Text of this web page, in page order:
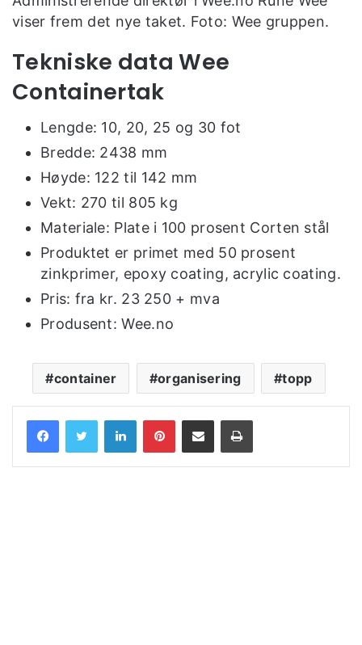
viser frem det nye taket. Foto: Wee gruppen.
Tekniske data Wee
Containertak
Lengde: 10, 20, 25 og 30 fot
Bredde: 2438 mm
Høyde: 122 til 142 mm
Vekt: 270 til 805 kg
Materiale: Plate i 100 prosent Corten stål
Produktet er primet med 50 prosent
zinkprimer, epoxy coating, acrylic coating.
Pris: fra kr. 23 250 + mva
Produsent: Wee.no
container organisering topp
LinkedInPinterestShare via Email Print